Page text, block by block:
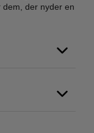
der nyder en